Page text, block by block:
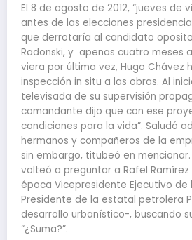
El 8 de agosto de 2012, “jueves de
antes de las elecciones
que derrotaría al candidato
Radonski, y apenas cuatro meses
viera por última vez, Hugo Chávez
inspección in situ a las obras. Al
televisada de su supervisión
comandante dijo que con ese
condiciones para la vida”. Saludó
hermanos y compañeros de la
sin embargo, titubeó en
volteó a preguntar a Rafel
época Vicepresidente Ejecutivo de
Presidente de la estatal petrolera
desarrollo urbanístico-, buscando
“¿Suma?”.